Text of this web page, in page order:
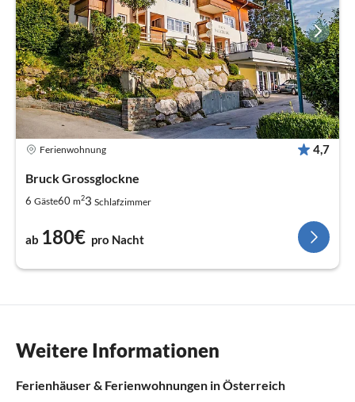
Ferienwohnung 4,7
Bruck Grossglockne
6 Gäste60 m23 Schlafzimmer
ab 180€ pro Nacht
Weitere Informationen
Ferienhäuser & Ferienwohnungen in Österreich